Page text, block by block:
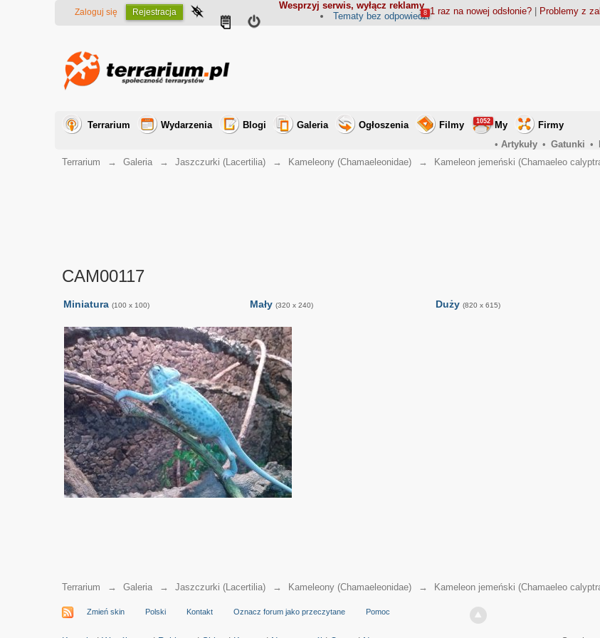
Wesprzyj serwis, wyłącz reklamy
Zaloguj się Rejestracja 1 raz na nowej odsłonie?| Problemy z
Tematy bez odpowiedzi
8
Terrarium Wydarzenia Blogi Galeria Ogłoszenia Filmy My
1052
Firmy
• Artykuły • Gatunki •
Terrarium
→ Galeria → Jaszczurki (Lacertilia) → Kameleony (Chamaeleonidae) → Kameleon jemeński (Chamaeleo
CAM00117
Miniatura (100 x 100) Mały (320 x 240) Duży (820 x 615)
Terrarium → Galeria → Jaszczurki (Lacertilia) → Kameleony (Chamaeleonidae) → Kameleon jemeński (Chamaeleo
Zmień skin Polski Kontakt Oznacz forum jako przeczytane Pomoc